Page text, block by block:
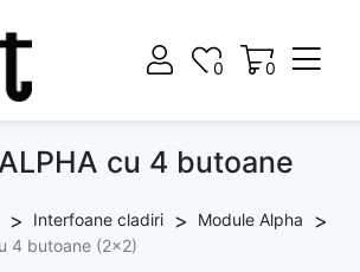
0
0 0
cu 4 butoane
Interfoane cladiri
Module Alpha
4 butoane (2x2)